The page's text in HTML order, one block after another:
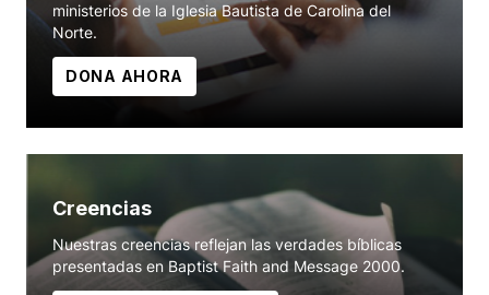
ministerios de la Iglesia Bautista de Carolina del
Norte.
DONA AHORA
Creencias
Nuestras creencias reflejan las verdades bíblicas
presentadas en Baptist Faith and Message 2000.